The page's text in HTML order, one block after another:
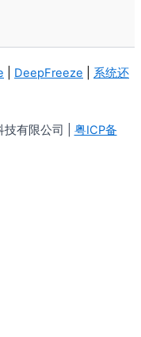
DeepFreeze
系统还
有限公司 | 粤ICP备